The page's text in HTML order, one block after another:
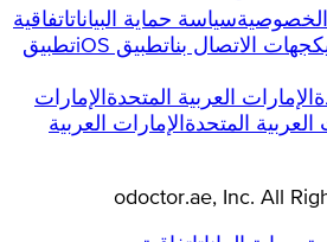
سياسة حماية البياناتاتفاقية
جهات الاتصال بناتطبيق iOS
تطبيق
الإمارات العربية المتحدةالإمارات
العربية المتحدةالإمارات العربية
odoctor.ae, Inc. All